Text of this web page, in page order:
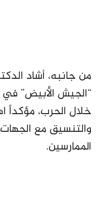
من جانبه، أشاد
“الجيش الأبيض” في
خلال الحرب، مؤكداً
والتنسيق مع
الممارسين.